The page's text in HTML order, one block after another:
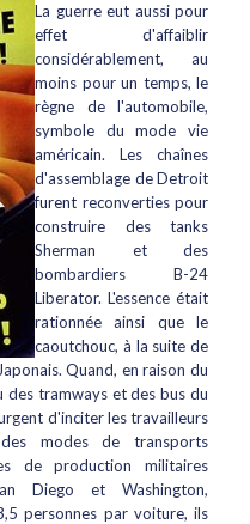
La guerre eut aussi pour
effet d'affaiblir
considérablement, au
moins pour un temps, le
règne de l'automobile,
symbole du mode vie
américain. Les chaînes
d'assemblage de Detroit
furent reconverties pour
construire des tanks
Sherman et des
bombardiers B-24
Liberator. L'essence était
rationnée ainsi que le
caoutchouc, à la suite de
Quand, en raison du
des tramways et des bus du
d'inciter les travailleurs
modes de transports
de production militaires
Diego et Washington,
personnes par voiture, ils